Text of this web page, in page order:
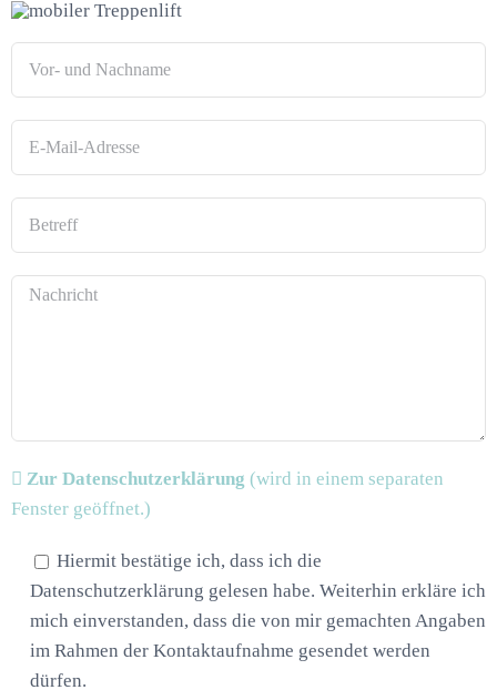
Zur Datenschutzerklärung (wird in einem separaten
Fenster geöffnet.)
Hiermit bestätige ich, dass ich die
Datenschutzerklärung gelesen habe. Weiterhin erkläre ich
mich einverstanden, dass die von mir gemachten Angaben
im Rahmen der Kontaktaufnahme gesendet werden
dürfen.